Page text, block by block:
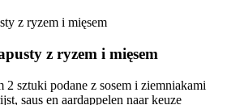
z ryzem i mięsem
2 sztuki podane z sosem i ziemniakami
saus en aardappelen naar keuze